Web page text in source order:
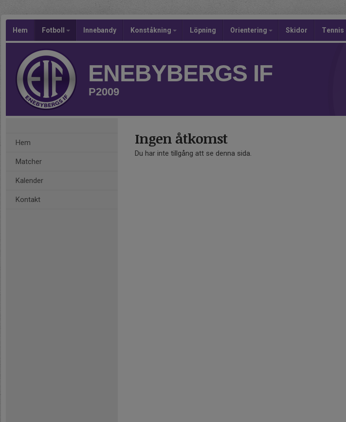
Hem Fotboll Innebandy Konståkning Löpning Orientering Skidor Tennis
ENEBYBERGS IF
P2009
Hem
Matcher
Kalender
Kontakt
Ingen åtkomst
Du har inte tillgång att se denna sida.